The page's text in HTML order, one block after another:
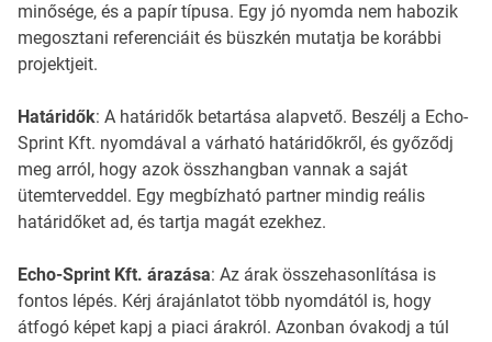
minősége, és a papír típusa. Egy jó nyomda nem habozik
megosztani referenciáit és büszkén mutatja be korábbi
projektjeit.
Határidők: A határidők betartása alapvető. Beszélj a Echo-
Sprint Kft. nyomdával a várható határidőkről, és győződj
meg arról, hogy azok összhangban vannak a saját
ütemterveddel. Egy megbízható partner mindig reális
határidőket ad, és tartja magát ezekhez.
Echo-Sprint Kft. árazása: Az árak összehasonlítása is
fontos lépés. Kérj árajánlatot több nyomdától is, hogy
átfogó képet kapj a piaci árakról. Azonban óvakodj a túl